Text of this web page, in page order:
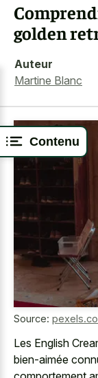
Contenu
golden
Auteur
Martine Blanc
Source:
Les English
bien-aimée